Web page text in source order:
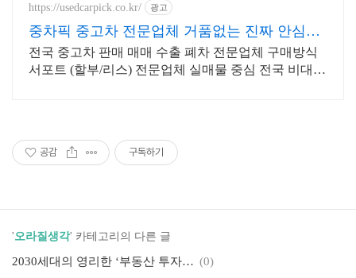
https://usedcarpick.co.kr/ 광고
중차픽 중고차 전문업체 거품없는 진짜 안심거
래
전국 중고차 판매 매매 수출 폐차 전문업체 구매방식
서포트 (할부/리스) 전문업체 실매물 중심 전국 비대면
공감 구독하기
'오라질생각' 카테고리의 다른 글
2030세대의 영리한 ‘부동산 투자 전략’을 지켜보며 (0)